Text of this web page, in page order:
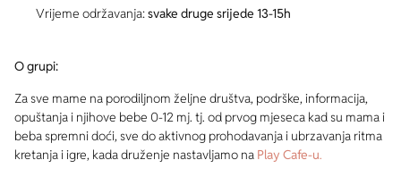
Vrijeme održavanja:svake druge srijede 13-15h
O grupi:
Za sve mame na porodiljnom željne društva, podrške, informacija,
opuštanja i njihove bebe 0-12 mj. tj. od prvog mjeseca kad su mama i
beba spremni doći, sve do aktivnog prohodavanja i ubrzavanja ritma
kretanja i igre, kada druženje nastavljamo na Play Cafe-u.